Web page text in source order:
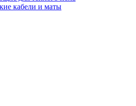
кабели и маты